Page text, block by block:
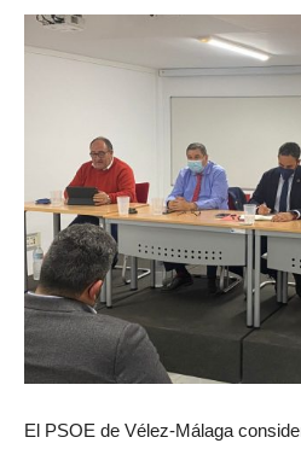
El PSOE de Vélez-Málaga